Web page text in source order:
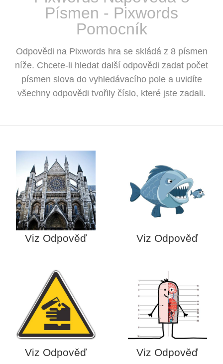
Písmen - Pixwords
Pomocník
Odpovědi na Pixwords hra se skládá z 8 písmen
níže. Chcete-li hledat další odpovědi zadat počet
písmen slova do vyhledávacího pole a uvidíte
všechny odpovědi tvořily číslo, které jste zadali.
Viz Odpověď Viz Odpověď
Viz Odpověď Viz Odpověď